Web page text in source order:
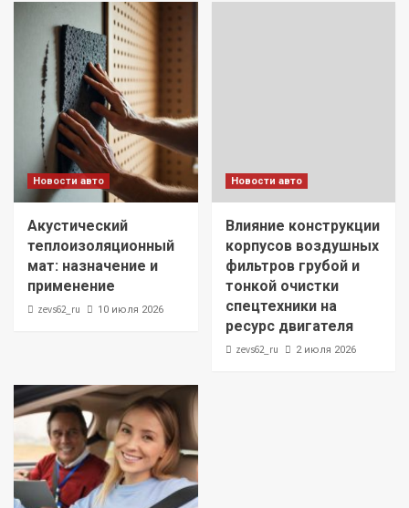
Новости авто
Акустический
теплоизоляционный
мат: назначение и
применение
zevs62_ru 10 июля 2026
Новости авто
Влияние конструкции
корпусов воздушных
фильтров грубой и
тонкой очистки
спецтехники на
ресурс двигателя
zevs62_ru 2 июля 2026